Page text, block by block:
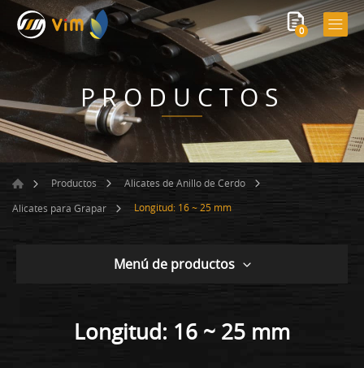
0
PRODUCTOS
Productos
Alicates de Anillo de Cerdo
Alicates para Grapar
Longitud: 16 ~ 25 mm
Menú de productos
Longitud: 16 ~ 25 mm